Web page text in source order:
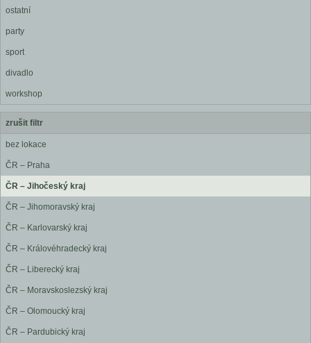
ostatní
party
sport
divadlo
workshop
zrušit filtr
bez lokace
ČR – Praha
ČR – Jihočeský kraj
ČR – Jihomoravský kraj
ČR – Karlovarský kraj
ČR – Královéhradecký kraj
ČR – Liberecký kraj
ČR – Moravskoslezský kraj
ČR – Olomoucký kraj
ČR – Pardubický kraj